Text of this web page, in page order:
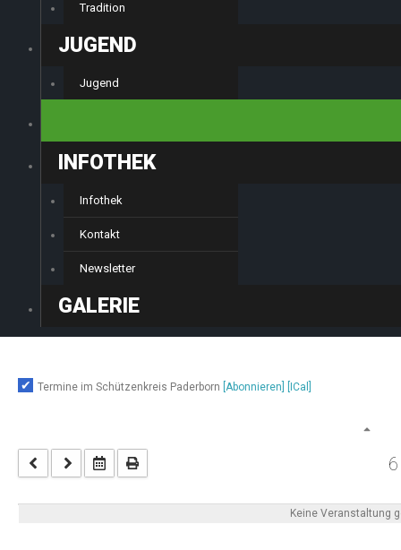
Tradition
JUGEND
Jugend
INFOTHEK
Infothek
Kontakt
Newsletter
GALERIE
Termine im Schützenkreis Paderborn [Abonnieren] [ICal]
Keine Veranstaltung